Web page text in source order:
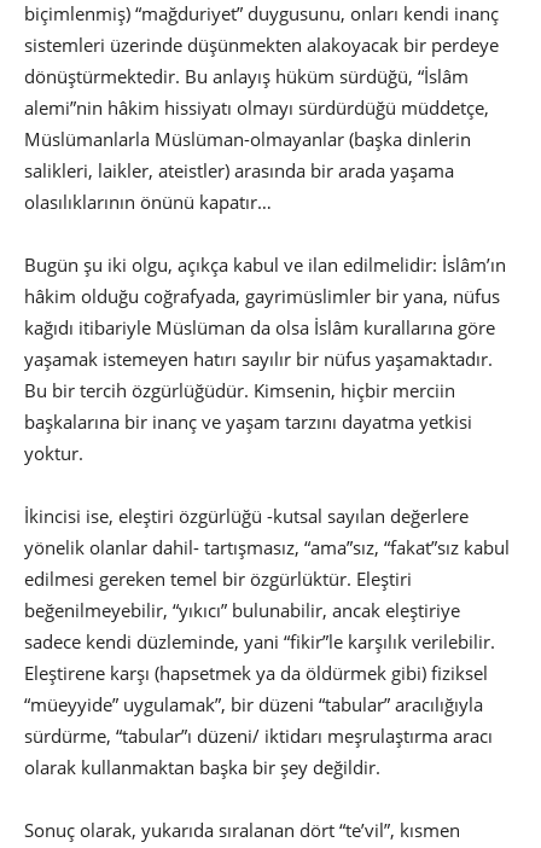
biçimlenmiş) “mağduriyet” duygusunu, onları kendi inanç
sistemleri üzerinde düşünmekten alakoyacak bir perdeye
dönüştürmektedir. Bu anlayış hüküm sürdüğü, “İslâm
alemi”nin hâkim hissiyatı olmayı sürdürdüğü müddetçe,
Müslümanlarla Müslüman-olmayanlar (başka dinlerin
salikleri, laikler, ateistler) arasında bir arada yaşama
olasılıklarının önünü kapatır…
Bugün şu iki olgu, açıkça kabul ve ilan edilmelidir: İslâm’ın
hâkim olduğu coğrafyada, gayrimüslimler bir yana, nüfus
kağıdı itibariyle Müslüman da olsa İslâm kurallarına göre
yaşamak istemeyen hatırı sayılır bir nüfus yaşamaktadır.
Bu bir tercih özgürlüğüdür. Kimsenin, hiçbir merciin
başkalarına bir inanç ve yaşam tarzını dayatma yetkisi
yoktur.
İkincisi ise, eleştiri özgürlüğü -kutsal sayılan değerlere
yönelik olanlar dahil- tartışmasız, “ama”sız, “fakat”sız kabul
edilmesi gereken temel bir özgürlüktür. Eleştiri
beğenilmeyebilir, “yıkıcı” bulunabilir, ancak eleştiriye
sadece kendi düzleminde, yani “fikir”le karşılık verilebilir.
Eleştirene karşı (hapsetmek ya da öldürmek gibi) fiziksel
“müeyyide” uygulamak”, bir düzeni “tabular” aracılığıyla
sürdürme, “tabular”ı düzeni/ iktidarı meşrulaştırma aracı
olarak kullanmaktan başka bir şey değildir.
Sonuç olarak, yukarıda sıralanan dört “te’vil”, kısmen